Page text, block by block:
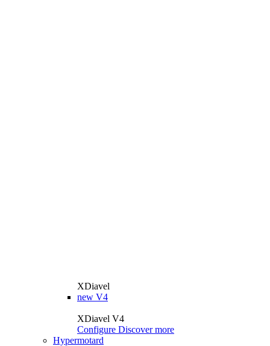
XDiavel
new V4
XDiavel V4
Configure Discover more
Hypermotard